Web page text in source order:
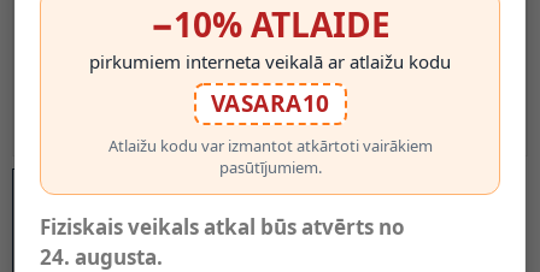
−10% ATLAIDE
pirkumiem interneta veikalā ar atlaižu kodu
VASARA10
Atlaižu kodu var izmantot atkārtoti vairākiem
pasūtījumiem.
Fiziskais veikals atkal būs atvērts no
24. augusta.